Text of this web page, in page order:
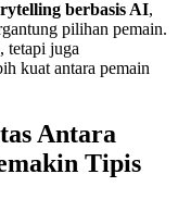
berbasis AI,
pilihan pemain.
tetapi juga
kuat antara pemain
Antara
Tipis